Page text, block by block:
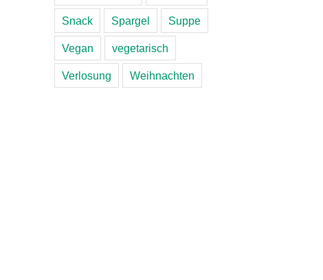
Snack Spargel Suppe
Vegan vegetarisch
Verlosung Weihnachten